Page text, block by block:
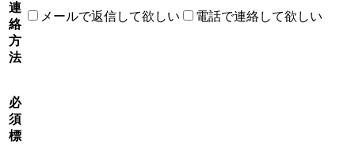
連
絡
方
法
メールで返信して欲しい 電話で連絡して欲しい
必
須
標